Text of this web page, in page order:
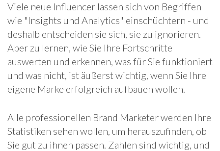
Viele neue Influencer lassen sich von Begriffen
wie "Insights und Analytics" einschüchtern - und
deshalb entscheiden sie sich, sie zu ignorieren.
Aber zu lernen, wie Sie Ihre Fortschritte
auswerten und erkennen, was für Sie funktioniert
und was nicht, ist äußerst wichtig, wenn Sie Ihre
eigene Marke erfolgreich aufbauen wollen.
Alle professionellen Brand Marketer werden Ihre
Statistiken sehen wollen, um herauszufinden, ob
Sie gut zu ihnen passen. Zahlen sind wichtig, und